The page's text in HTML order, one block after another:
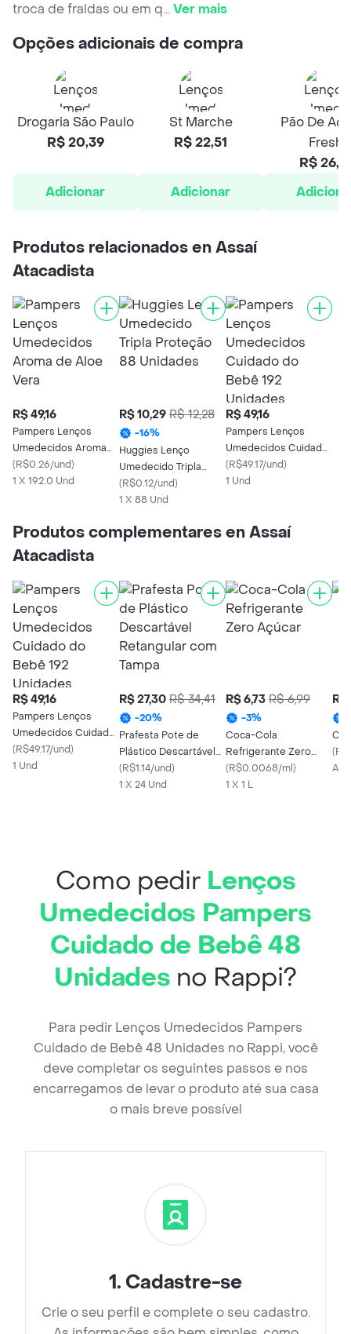
troca de fraldas ou em q...Ver mais
Opções adicionais de compra
Drogaria São Paulo
R$ 20,39
Adicionar
St Marche
R$ 22,51
Adicionar
Pão De
Fresh
R$
Produtos relacionados en Assaí
Atacadista
R$ 49,16
Pampers Lenços
Umedecidos Aroma
de Aloe Vera
(R$0.26/und)
1 X 192.0 Und
R$ 10,29 R$ 12,28
-16%
Huggies Lenço
Umedecido Tripla
Proteção 88 Unidades
(R$0.12/und)
1 X 88 Und
R$ 49,16
Pampers Lenços
Umedecidos Cuidado
do Bebê 192 Unidades
(R$49.17/und)
1 Und
Produtos complementares en Assaí
Atacadista
R$ 49,16
Pampers Lenços
Umedecidos Cuidado
do Bebê 192 Unidades
(R$49.17/und)
1 Und
R$ 27,30 R$ 34,41
-20%
Prafesta Pote de
Plástico Descartável
Retangular com
Tampa
(R$1.14/und)
1 X 24 Und
R$ 6,73 R$ 6,99
-3%
Coca-Cola
Refrigerante Zero
Açúcar
(R$0.0068/ml)
1 X 1 L
R$
(
Como pedir Lenços
Umedecidos Pampers
Cuidado de Bebê 48
Unidades no Rappi?
Para pedir Lenços Umedecidos Pampers
Cuidado de Bebê 48 Unidades no Rappi, você
deve completar os seguintes passos e nos
encarregamos de levar o produto até sua casa
o mais breve possível
1. Cadastre-se
Crie o seu perfil e complete o seu cadastro.